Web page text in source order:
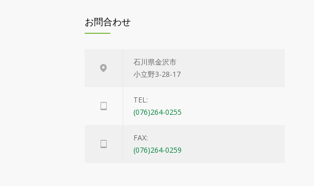
お問合わせ
石川県金沢市
小立野3-28-17
TEL:
(076)264-0255
FAX:
(076)264-0259